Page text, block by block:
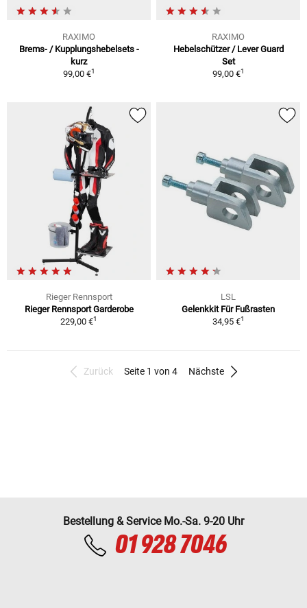
RAXIMO
Brems- / Kupplungshebelsets -
kurz
99,00 €1
RAXIMO
Hebelschützer / Lever Guard
Set
99,00 €1
Rieger Rennsport
Rieger Rennsport Garderobe
229,00 €1
LSL
Gelenkkit Für Fußrasten
34,95 €1
Zurück Seite 1 von 4 Nächste
Bestellung & Service Mo.-Sa. 9-20 Uhr
01 928 7046